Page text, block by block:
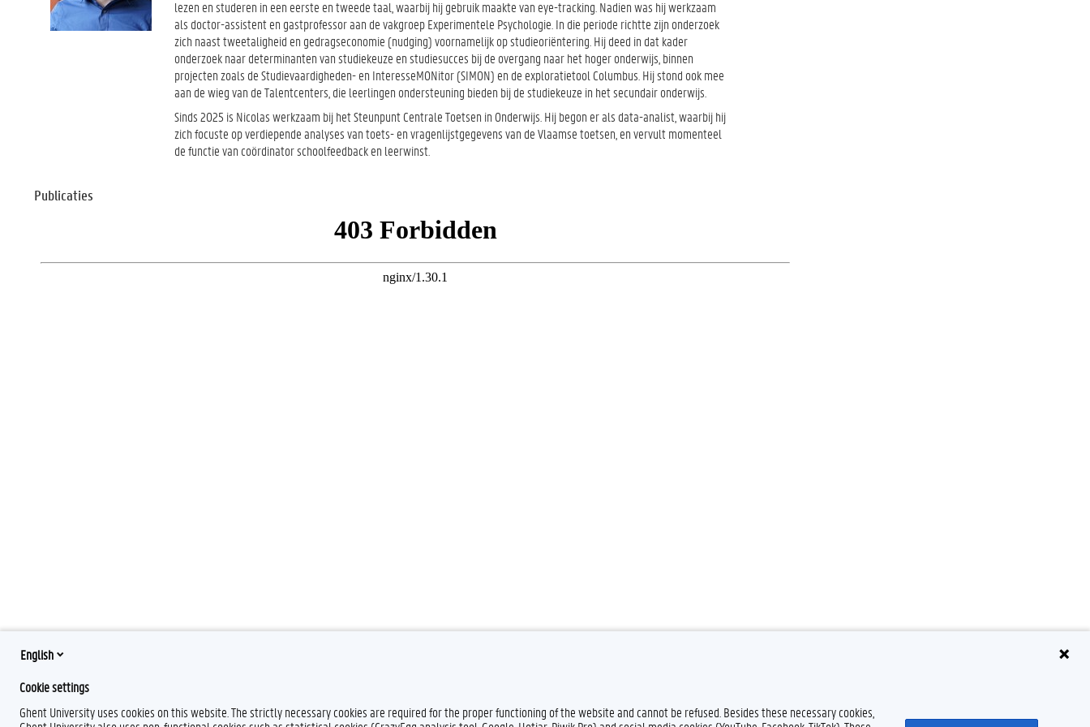
lezen en studeren in een eerste en tweede taal, waarbij hij gebruik maakte van eye-tracking. Nadien was hij werkzaam
als doctor-assistent en gastprofessor aan de vakgroep Experimentele Psychologie. In die periode richtte zijn onderzoek
zich naast tweetaligheid en gedragseconomie (nudging) voornamelijk op studieoriëntering. Hij deed in dat kader
onderzoek naar determinanten van studiekeuze en studiesucces bij de overgang naar het hoger onderwijs, binnen
projecten zoals de Studievaardigheden- en InteresseMONitor (SIMON) en de exploratietool Columbus. Hij stond ook mee
aan de wieg van de Talentcenters, die leerlingen ondersteuning bieden bij de studiekeuze in het secundair onderwijs.
Sinds 2025 is Nicolas werkzaam bij het Steunpunt Centrale Toetsen in Onderwijs. Hij begon er als data-analist, waarbij hij
zich focuste op verdiepende analyses van toets- en vragenlijstgegevens van de Vlaamse toetsen, en vervult momenteel
de functie van coördinator schoolfeedback en leerwinst.
Publicaties
English
Cookie settings
Ghent University uses cookies on this website. The strictly necessary cookies are required for the proper functioning of the website and cannot be refused. Besides these necessary cookies,